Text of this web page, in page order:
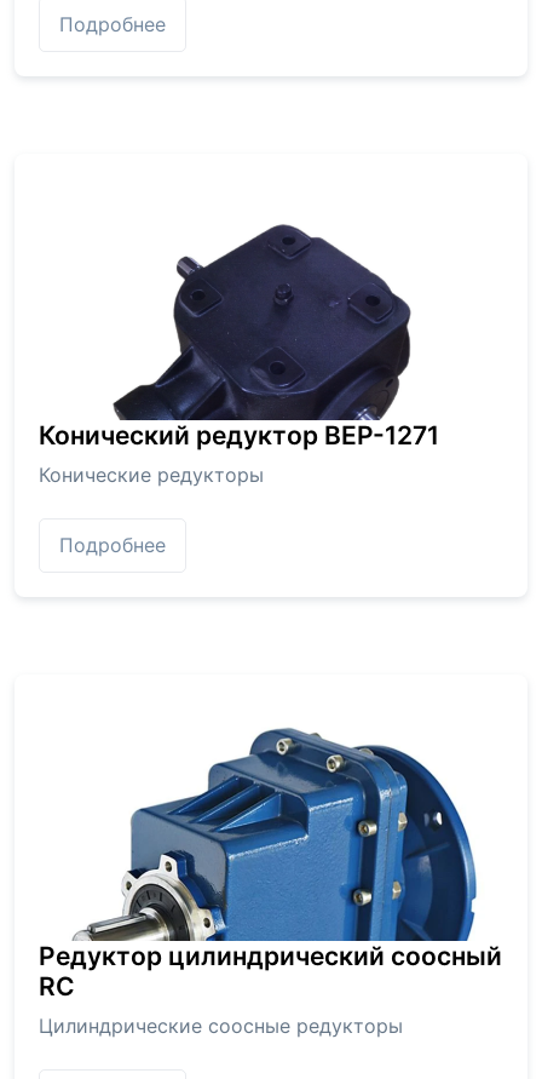
Подробнее
Конический редуктор BEP-1271
Конические редукторы
Подробнее
Редуктор цилиндрический соосный
RC
Цилиндрические соосные редукторы